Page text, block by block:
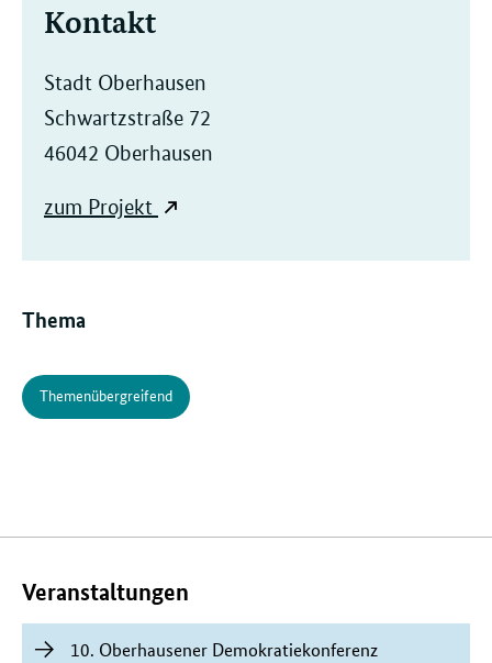
Kontakt
Stadt Oberhausen
Schwartzstraße 72
46042 Oberhausen
zum Projekt
Thema
Themenübergreifend
Veranstaltungen
10. Oberhausener Demokratiekonferenz